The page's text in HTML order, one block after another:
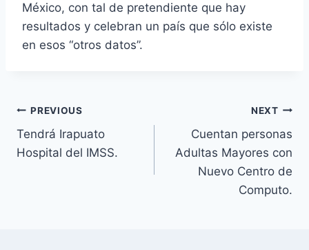
México, con tal de pretendiente que hay
resultados y celebran un país que sólo existe
en esos “otros datos”.
PREVIOUS
Tendrá Irapuato
Hospital del IMSS.
NEXT
Cuentan personas
Adultas Mayores con
Nuevo Centro de
Computo.